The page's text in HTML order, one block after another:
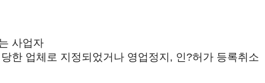
사업자
한 업체로 지정되었거나 영업정지, 인?허가 등록취소